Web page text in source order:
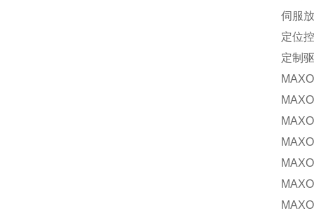
伺服
定位
定制